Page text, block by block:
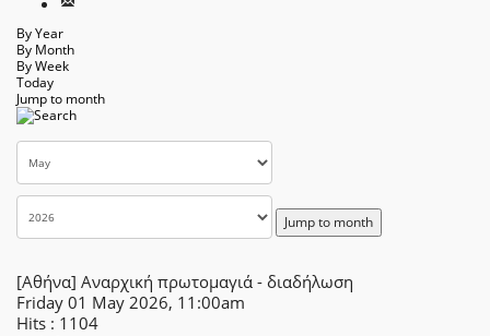
By Year
By Month
By Week
Today
Jump to month
Jump to month
[Αθήνα] Αναρχική πρωτομαγιά - διαδήλωση
Friday 01 May 2026, 11:00am
Hits : 1104